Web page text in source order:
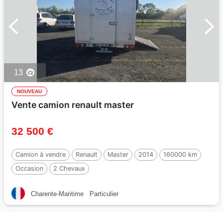
13
NOUVEAU
Vente camion renault master
32 500 €
Camion à vendre Renault Master 2014
160000 km
Occasion
2 Chevaux
Charente-Maritime Particulier